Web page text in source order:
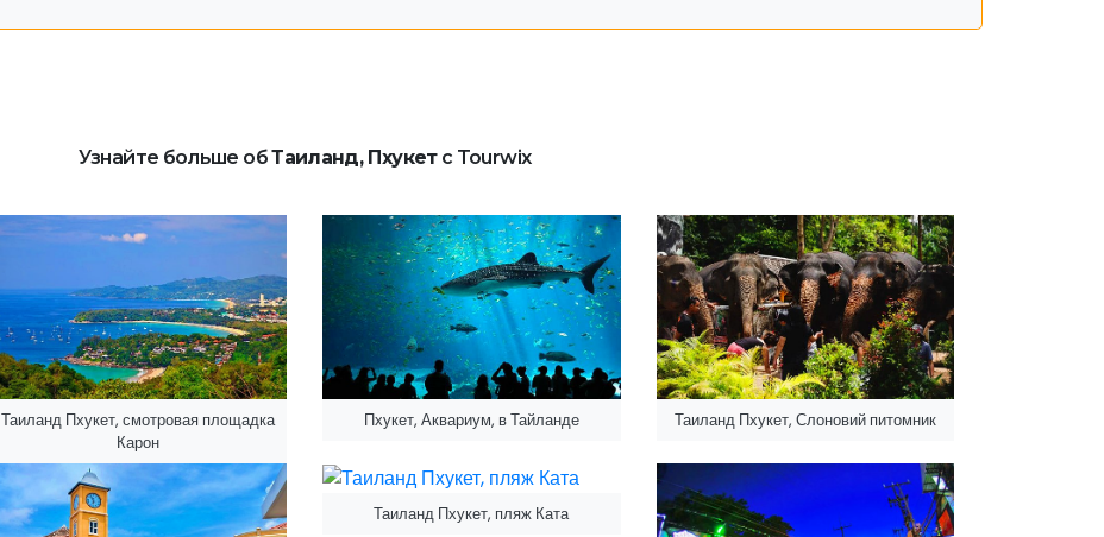
Узнайте больше обТаиланд, Пхукетс Tourwix
Таиланд Пхукет, смотровая площадка
Карон
Пхукет, Аквариум, в Тайланде Таиланд Пхукет, Слоновий питомник
Таиланд Пхукет, пляж Ката